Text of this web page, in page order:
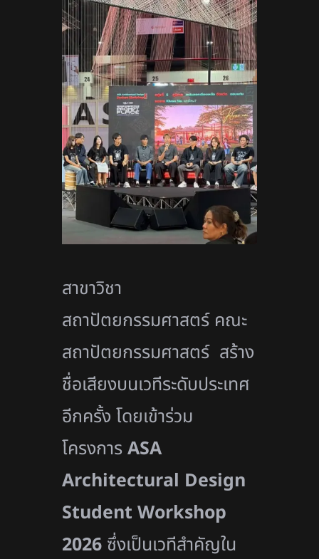
สาขาวิชา
สถาปัตยกรรมศาสตร์ คณะ
สถาปัตยกรรมศาสตร์ สร้าง
ชื่อเสียงบนเวทีระดับประเทศ
อีกครั้ง โดยเข้าร่วม
โครงการASA
Architectural Design
Student Workshop
2026 ซึ่งเป็นเวทีสำคัญใน